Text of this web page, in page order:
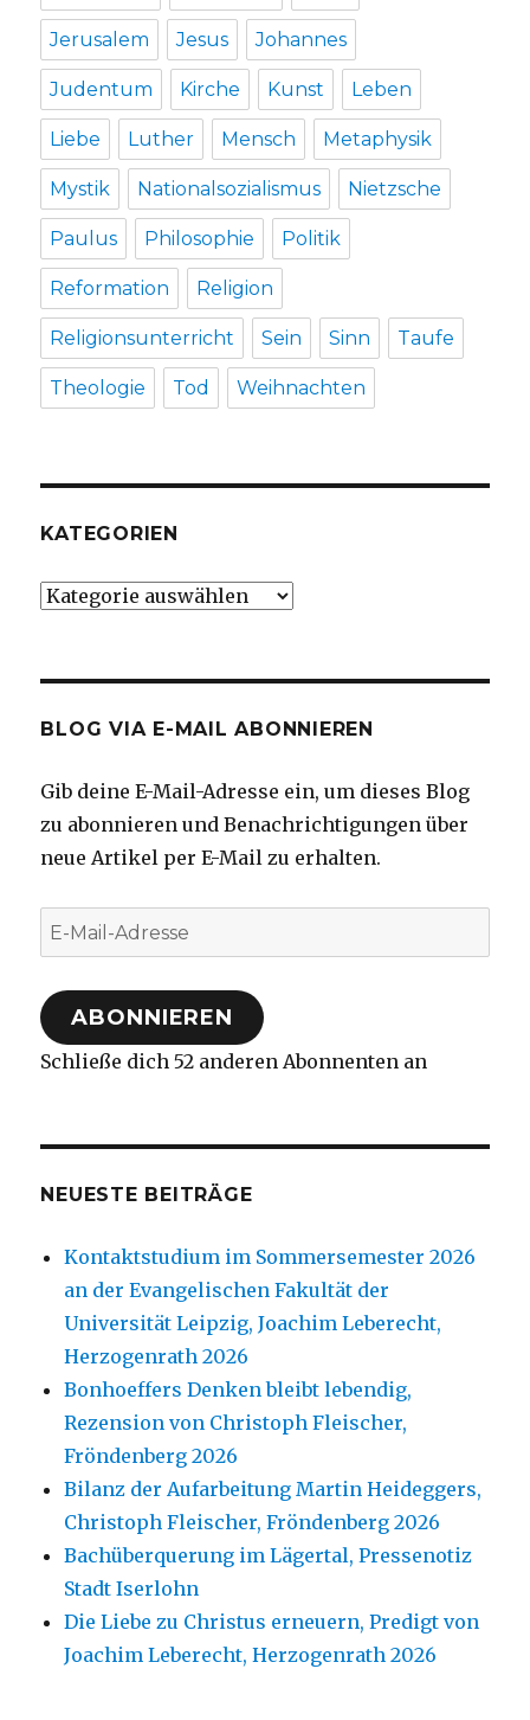
Jerusalem Jesus Johannes
Judentum Kirche Kunst Leben
Liebe Luther Mensch Metaphysik
Mystik Nationalsozialismus Nietzsche
Paulus Philosophie Politik
Reformation Religion
Religionsunterricht Sein Sinn Taufe
Theologie Tod Weihnachten
KATEGORIEN
Kategorien
BLOG VIA E-MAIL ABONNIEREN
Gib deine E-Mail-Adresse ein, um dieses Blog
zu abonnieren und Benachrichtigungen über
neue Artikel per E-Mail zu erhalten.
E-
Mail-
Adresse
ABONNIEREN
Schließe dich 52 anderen Abonnenten an
NEUESTE BEITRÄGE
Kontaktstudium im Sommersemester 2026
an der Evangelischen Fakultät der
Universität Leipzig, Joachim Leberecht,
Herzogenrath 2026
Bonhoeffers Denken bleibt lebendig,
Rezension von Christoph Fleischer,
Fröndenberg 2026
Bilanz der Aufarbeitung Martin Heideggers,
Christoph Fleischer, Fröndenberg 2026
Bachüberquerung im Lägertal, Pressenotiz
Stadt Iserlohn
Die Liebe zu Christus erneuern, Predigt von
Joachim Leberecht, Herzogenrath 2026